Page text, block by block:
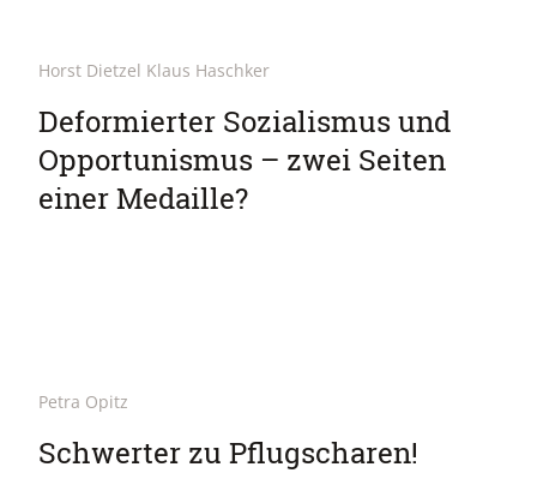
Horst Dietzel Klaus Haschker
Deformierter Sozialismus und
Opportunismus – zwei Seiten
einer Medaille?
Petra Opitz
Schwerter zu Pflugscharen!